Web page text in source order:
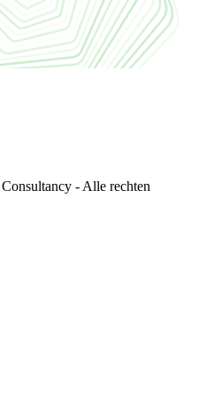
- Alle rechten